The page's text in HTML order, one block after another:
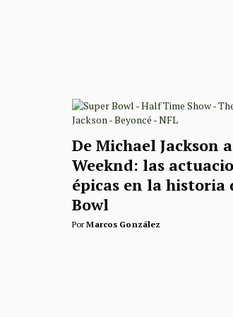
De Michael Jackson
Weeknd: las
épicas en la historia
Bowl
PorMarcos González